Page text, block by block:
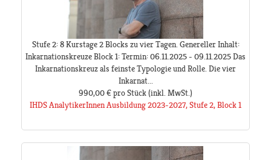
Stufe 2: 8 Kurstage 2 Blocks zu vier Tagen. Genereller Inhalt:
Inkarnationskreuze Block 1: Termin: 06.11.2025 - 09.11.2025 Das
Inkarnationskreuz als feinste Typologie und Rolle. Die vier
Inkarnat...
990,00 €pro Stück(inkl. MwSt.)
IHDS AnalytikerInnen Ausbildung 2023-2027, Stufe 2, Block 1